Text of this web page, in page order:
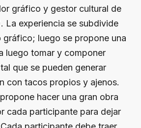
gráfico y gestor cultural de
La experiencia se subdivide
gráfico; luego se propone una
luego tomar y componer
que se pueden generar
con tacos propios y ajenos.
hacer una gran obra
cada participante para dejar